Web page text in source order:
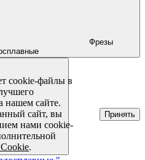
Фрезы
cookie-файлы в
нашем сайте.
сайт, вы
нами cookie-
.
Принять